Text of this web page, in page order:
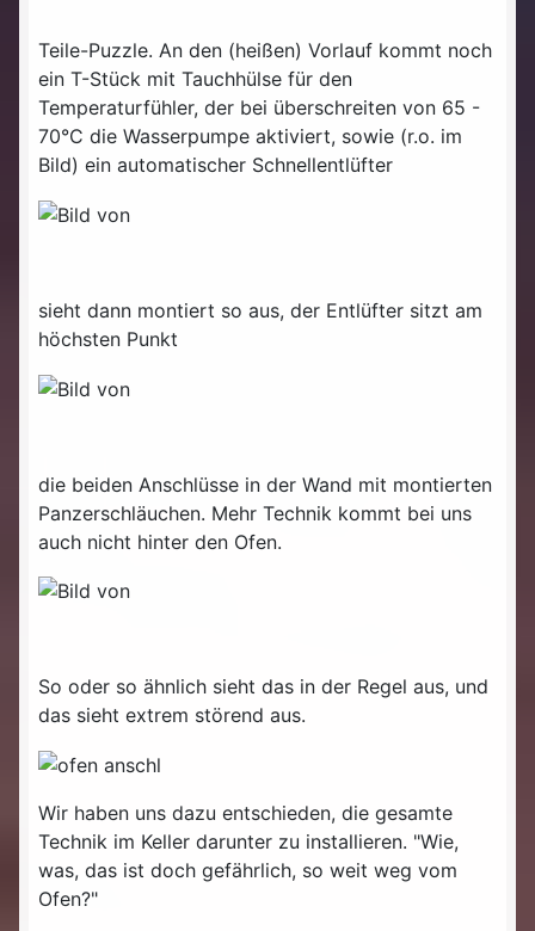
Teile-Puzzle. An den (heißen) Vorlauf kommt noch
ein T-Stück mit Tauchhülse für den
Temperaturfühler, der bei überschreiten von 65 -
70°C die Wasserpumpe aktiviert, sowie (r.o. im
Bild) ein automatischer Schnellentlüfter
sieht dann montiert so aus, der Entlüfter sitzt am
höchsten Punkt
die beiden Anschlüsse in der Wand mit montierten
Panzerschläuchen. Mehr Technik kommt bei uns
auch nicht hinter den Ofen.
So oder so ähnlich sieht das in der Regel aus, und
das sieht extrem störend aus.
Wir haben uns dazu entschieden, die gesamte
Technik im Keller darunter zu installieren. "Wie,
was, das ist doch gefährlich, so weit weg vom
Ofen?"